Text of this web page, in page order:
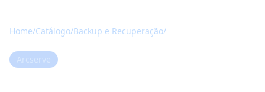
Home/Catálogo/Backup e Recuperação/
Arcserve